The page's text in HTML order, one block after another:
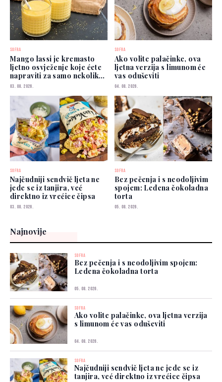
SOFRA
Mango lassi je kremasto
ljetno osvježenje koje ćete
napraviti za samo nekoliko
minuta
03. 08. 2026.
SOFRA
Ako volite palačinke, ova
ljetna verzija s limunom će
vas oduševiti
04. 08. 2026.
SOFRA
Najčudniji sendvič ljeta ne
jede se iz tanjira, već
direktno iz vrećice čipsa
03. 08. 2026.
SOFRA
Bez pečenja i s neodoljivim
spojem: Ledena čokoladna
torta
05. 08. 2026.
Najnovije
SOFRA
Bez pečenja i s neodoljivim spojem:
Ledena čokoladna torta
05. 08. 2026.
SOFRA
Ako volite palačinke, ova ljetna verzija
s limunom će vas oduševiti
04. 08. 2026.
SOFRA
Najčudniji sendvič ljeta ne jede se iz
tanjira, već direktno iz vrećice čipsa